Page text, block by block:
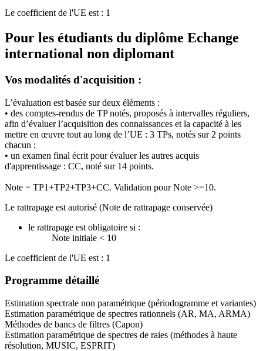
Le coefficient de l'UE est : 1
Pour les étudiants du diplôme Echange
international non diplomant
Vos modalités d'acquisition :
L’évaluation est basée sur deux éléments :
• des comptes-rendus de TP notés, proposés à intervalles réguliers,
afin d’évaluer l’acquisition des connaissances et la capacité à les
mettre en œuvre tout au long de l’UE : 3 TPs, notés sur 2 points
chacun ;
• un examen final écrit pour évaluer les autres acquis
d'apprentissage : CC, noté sur 14 points.
Note = TP1+TP2+TP3+CC. Validation pour Note >=10.
Le rattrapage est autorisé (Note de rattrapage conservée)
le rattrapage est obligatoire si :
Note initiale < 10
Le coefficient de l'UE est : 1
Programme détaillé
Estimation spectrale non paramétrique (périodogramme et variantes)
Estimation paramétrique de spectres rationnels (AR, MA, ARMA)
Méthodes de bancs de filtres (Capon)
Estimation paramétrique de spectres de raies (méthodes à haute
résolution, MUSIC, ESPRIT)